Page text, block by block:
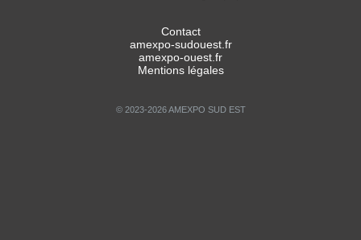
Contact
amexpo-sudouest.fr
amexpo-ouest.fr
Mentions légales
© 2023-2026 AMEXPO SUD EST